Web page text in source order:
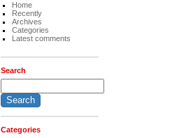
Home
Recently
Archives
Categories
Latest comments
Search
Categories